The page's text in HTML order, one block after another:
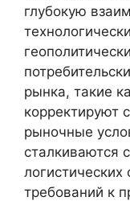
глубокую
рынка, такие
корректируют
рыночные
сталкиваются
требований к